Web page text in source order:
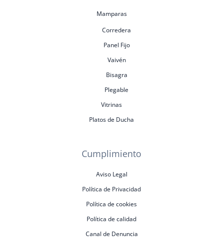
Mamparas
Corredera
Panel Fijo
Vaivén
Bisagra
Plegable
Vitrinas
Platos de Ducha
Cumplimiento
Aviso Legal
Política de Privacidad
Política de cookies
Política de calidad
Canal de Denuncia